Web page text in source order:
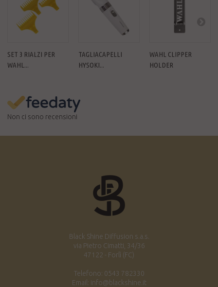
SET 3 RIALZI PER
WAHL...
TAGLIACAPELLI
HYSOKI...
WAHL CLIPPER
HOLDER
Non ci sono recensioni
Black Shine Diffusion s.a.s.
via Pietro Cimatti, 34/36
47122 - Forlì (FC)
Telefono: 0543 782330
Email: info@blackshine.it